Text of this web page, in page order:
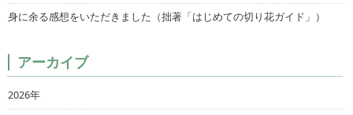
身に余る感想をいただきました（拙著「はじめての切り花ガイド」）
アーカイブ
2026年